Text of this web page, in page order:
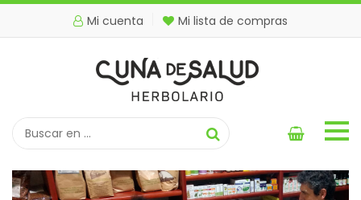
Mi cuenta Mi lista de compras